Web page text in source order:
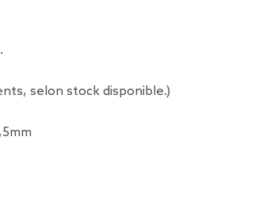
selon stock disponible.)